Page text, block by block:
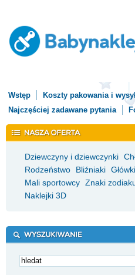
Wstęp
Koszty pakowania i
Najczęściej zadawane pytania
Dziewczyny i dziewczynki
Rodzeństwo
Bliźniaki Główki
Mali sportowcy Znaki
Naklejki 3D